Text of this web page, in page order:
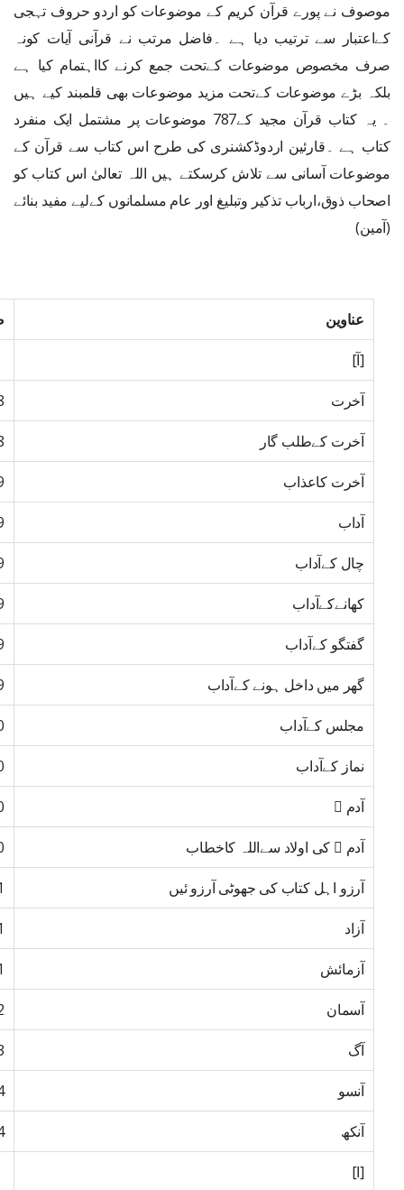
موصوف نے پورے قرآن کریم کے موضوعات کو اردو حروف تہجی
کےاعتبار سے ترتیب دیا ہے ۔فاضل مرتب نے قرآنی آیات کونہ
صرف مخصوص موضوعات کےتحت جمع کرنے کااہتمام کیا ہے
بلکہ بڑے موضوعات کےتحت مزید موضوعات بھی قلمبند کیے ہیں
۔ یہ کتاب قرآن مجید کے787 موضوعات پر مشتمل ایک منفرد
کتاب ہے ۔قارئین اردوڈکشنری کی طرح اس کتاب سے قرآن کے
موضوعات آسانی سے تلاش کرسکتے ہیں اللہ تعالیٰ اس کتاب کو
اصحاب ذوق،ارباب تذکیر وتبلیغ اور عام مسلمانوں کےلیے مفید بنائے
(آمین)
عناوین
[آ]
آخرت
آخرت کےطلب گار
آخرت کاعذاب
آداب
چال کےآداب
کھانےکےآداب
گفتگو کےآداب
گھر میں داخل ہونے کےآداب
مجلس کےآداب
نماز کےآداب
آدم ﷤
آدم ﷤ کی اولاد سےاللہ کاخطاب
آرزو اہل کتاب کی جھوٹی آرزو ئیں
آزاد
آزمائش
آسمان
آگ
آنسو
آنکھ
[ا]